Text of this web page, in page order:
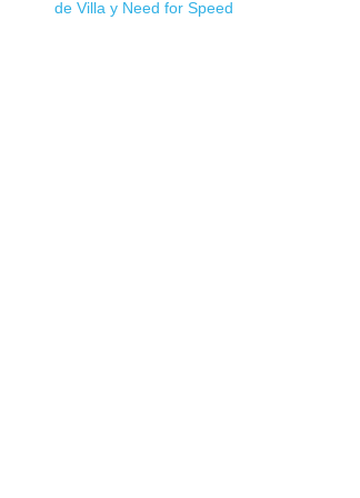
de Villa y Need for Speed